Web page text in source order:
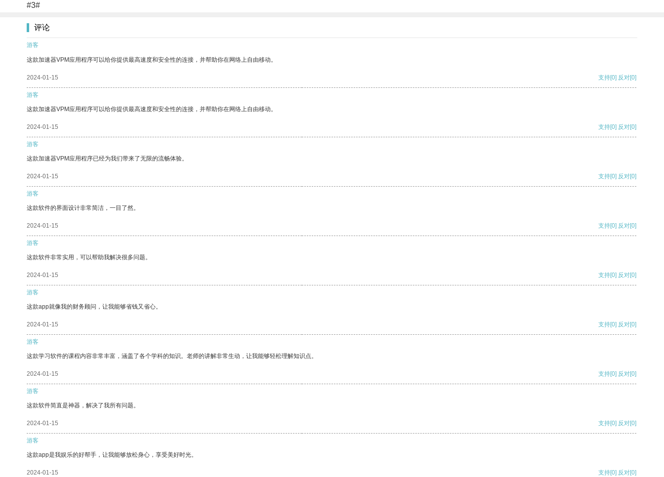
#3#
评论
游客
这款加速器VPM应用程序可以给你提供最高速度和安全性的连接，并帮助你在网络上自由移动。
2024-01-15 支持[0] 反对[0]
游客
这款加速器VPM应用程序可以给你提供最高速度和安全性的连接，并帮助你在网络上自由移动。
2024-01-15 支持[0] 反对[0]
游客
这款加速器VPM应用程序已经为我们带来了无限的流畅体验。
2024-01-15 支持[0] 反对[0]
游客
这款软件的界面设计非常简洁，一目了然。
2024-01-15 支持[0] 反对[0]
游客
这款软件非常实用，可以帮助我解决很多问题。
2024-01-15 支持[0] 反对[0]
游客
这款app就像我的财务顾问，让我能够省钱又省心。
2024-01-15 支持[0] 反对[0]
游客
这款学习软件的课程内容非常丰富，涵盖了各个学科的知识。老师的讲解非常生动，让我能够轻松理解知识点。
2024-01-15 支持[0] 反对[0]
游客
这款软件简直是神器，解决了我所有问题。
2024-01-15 支持[0] 反对[0]
游客
这款app是我娱乐的好帮手，让我能够放松身心，享受美好时光。
2024-01-15 支持[0] 反对[0]